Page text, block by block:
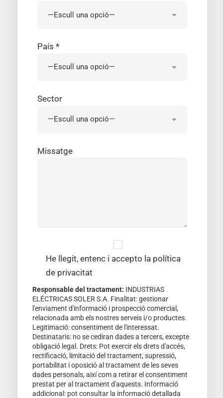
País *
Sector
Missatge
He llegit, entenc i accepto la política
de privacitat
Responsable del tractament: INDUSTRIAS
ELÉCTRICAS SOLER S.A. Finalitat: gestionar
l'enviament d'informació i prospecció comercial,
relacionada amb els nostres serveis i/o productes.
Legitimació: consentiment de l'interessat.
Destinataris: no se cediran dades a tercers, excepte
obligació legal. Drets: Pot exercir els drets d'accés,
rectificació, limitació del tractament, supressió,
portabilitat i oposició al tractament de les seves
dades personals, així com a retirar el consentiment
prestat per al tractament d'aquests. Informació
addicional: pot consultar la informació detallada